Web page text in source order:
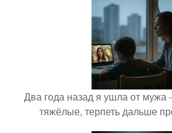
Два года назад я ушла от
тяжёлые, терпеть дальше